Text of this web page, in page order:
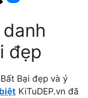
đẹp
Bại đẹp và ý
KiTuDEP.vn đã